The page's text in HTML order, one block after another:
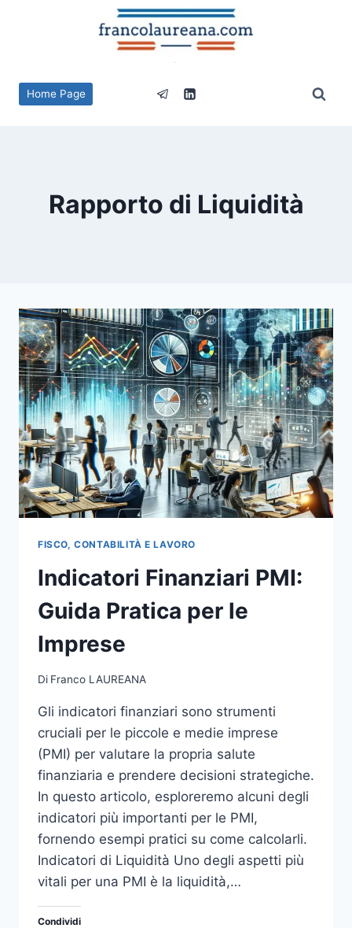
Home Page
Rapporto di Liquidità
FISCO, CONTABILITÀ E LAVORO
Indicatori Finanziari PMI:
Guida Pratica per le
Imprese
Di Franco LAUREANA
Gli indicatori finanziari sono strumenti
cruciali per le piccole e medie imprese
(PMI) per valutare la propria salute
finanziaria e prendere decisioni strategiche.
In questo articolo, esploreremo alcuni degli
indicatori più importanti per le PMI,
fornendo esempi pratici su come calcolarli.
Indicatori di Liquidità Uno degli aspetti più
vitali per una PMI è la liquidità,…
Condividi